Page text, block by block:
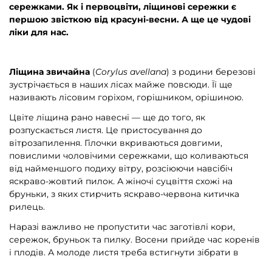
сережками. Як і первоцвіти, ліщинові сережки є
першою звісткою від красуні-весни. А ще це чудові
ліки для нас.
Ліщина звичайна (Corylus avellana) з родини березові
зустрічається в наших лісах майже повсюди. Її ще
називають лісовим горіхом, горішником, орішиною.
Цвіте ліщина рано навесні — ще до того, як
розпускається листя. Це пристосування до
вітрозапилення. Гілочки вкриваються довгими,
повислими чоловічими сережками, що коливаються
від найменшого подиху вітру, розсіюючи навсібіч
яскраво-жовтий пилок. А жіночі суцвіття схожі на
бруньки, з яких стирчить яскраво-червона китичка
рилець.
Наразі важливо не пропустити час заготівлі кори,
сережок, бруньок та пилку. Восени прийде час коренів
і плодів. А молоде листя треба встигнути зібрати в